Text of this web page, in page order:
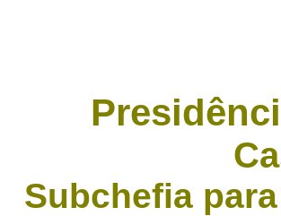
Subchefia